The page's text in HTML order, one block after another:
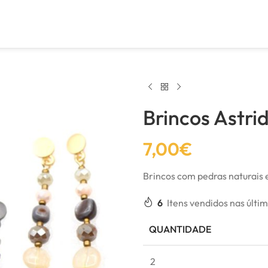
Brincos
7,00€
Brincos com pedras
6 Itens vendidos nas
QUANTIDADE
2